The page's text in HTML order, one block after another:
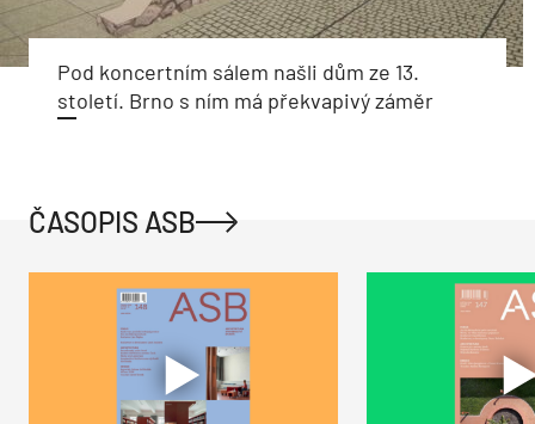
Pod koncertním sálem našli dům ze 13.
století. Brno s ním má překvapivý záměr
ČASOPIS ASB